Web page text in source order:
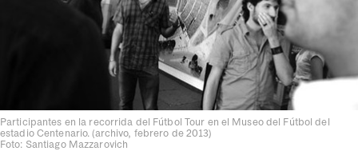
Participantes en la recorrida del Fútbol Tour en el Museo del Fútbol del
estadio Centenario. (archivo, febrero de 2013)
Foto: Santiago Mazzarovich